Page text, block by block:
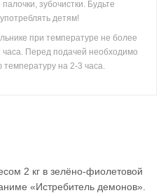
зубочистки. Будьте
детям!
при температуре не более
Перед подачей необходимо
температуру на 2-3 часа.
2 кг в зелёно-фиолетовой
«Истребитель демонов».